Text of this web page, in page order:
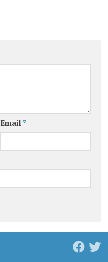
Email *